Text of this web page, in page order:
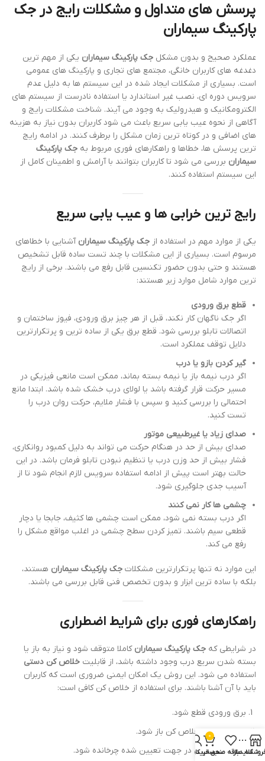
پرسش های متداول و مشکلات رایج در جک
پارکینگ سیماران
عملکرد صحیح و بدون مشکل جک پارکینگ سیماران یکی از مهم ترین
دغدغه های کاربران خانگی، مجتمع های تجاری و پارکینگ های عمومی
است. بسیاری از مشکلات ایجاد شده در این سیستم ها به دلیل عدم
سرویس دوره ای، نصب غیر استاندارد یا استفاده نادرست از سیستم های
الکترومکانیک و هیدرولیک به وجود می آیند. شناخت مشکلات رایج و
آگاهی از نحوه عیب یابی سریع باعث می شود کاربران بدون نیاز به هزینه
های اضافی و در کوتاه ترین زمان مشکل را برطرف کنند. در ادامه رایج
ترین پرسش ها، خطاها و راهکارهای فوری مربوط به جک پارکینگ
سیماران بررسی می شود تا کاربران بتوانند با آرامش و اطمینان کامل از
این سیستم استفاده کنند.
رایج ترین خرابی ها و عیب یابی سریع
یکی از موارد مهم در استفاده از جک پارکینگ سیماران آشنایی با خطاهای
مرسوم است. بسیاری از این مشکلات با چند تست ساده قابل تشخیص
هستند و حتی بدون حضور تکنسین قابل رفع می باشند. برخی از رایج
ترین موارد شامل موارد زیر هستند:
قطع برق ورودی
اگر جک ناگهان کار نکند، قبل از هر چیز برق ورودی، فیوز ساختمان و
اتصالات تابلو بررسی شود. قطع برق یکی از ساده ترین و پرتکرارترین
دلایل توقف عملکرد است.
گیر کردن بازو یا درب
اگر درب نیمه باز یا نیمه بسته بماند، ممکن است مانعی فیزیکی در
مسیر حرکت قرار گرفته باشد یا لولای درب خشک شده باشد. ابتدا مانع
احتمالی را بررسی کنید و سپس با فشار ملایم، حرکت روان درب را
تست کنید.
صدای زیاد یا غیرطبیعی موتور
صدای بیش از حد در هنگام حرکت می تواند به دلیل کمبود روانکاری،
فشار بیش از حد وزن درب یا تنظیم نبودن تابلو فرمان باشد. در این
حالت بهتر است پیش از ادامه استفاده سرویس لازم انجام شود تا از
آسیب جدی جلوگیری شود.
چشمی ها کار نمی کنند
اگر درب بسته نمی شود، ممکن است چشمی ها کثیف، جابجا یا دچار
قطعی سیم باشند. تمیز کردن سطح چشمی در اغلب مواقع مشکل را
رفع می کند.
این موارد نه تنها پرتکرارترین مشکلات جک پارکینگ سیماران هستند،
بلکه با ساده ترین ابزار و بدون تخصص فنی قابل بررسی می باشند.
راهکارهای فوری برای شرایط اضطراری
در شرایطی که جک پارکینگ سیماران کاملا متوقف شود و نیاز به باز یا
بسته شدن سریع درب وجود داشته باشد، از قابلیت خلاص کن دستی
استفاده می شود. این روش یک امکان ایمنی ضروری است که کاربران
باید با آن آشنا باشند. برای استفاده از خلاص کن کافی است:
برق ورودی قطع شود.
درپوش محل خلاص کن باز شود.
اهرم خلاص کن در جهت تعیین شده چرخانده شود.
سایدبارعلاقه مندی
0
سبد خرید
حساب کاربری من